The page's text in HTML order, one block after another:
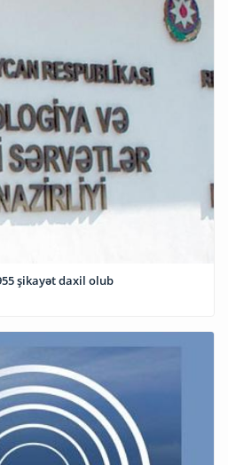
şikayət daxil olub